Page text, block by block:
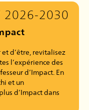
2026-2030
d’être, revitalisez
l’expérience des
d’Impact. En
et un
d’Impact dans